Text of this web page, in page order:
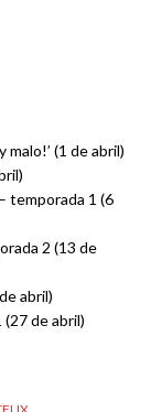
malo!’ (1 de abril)
temporada 1 (6
2 (13 de
abril)
(27 de abril)